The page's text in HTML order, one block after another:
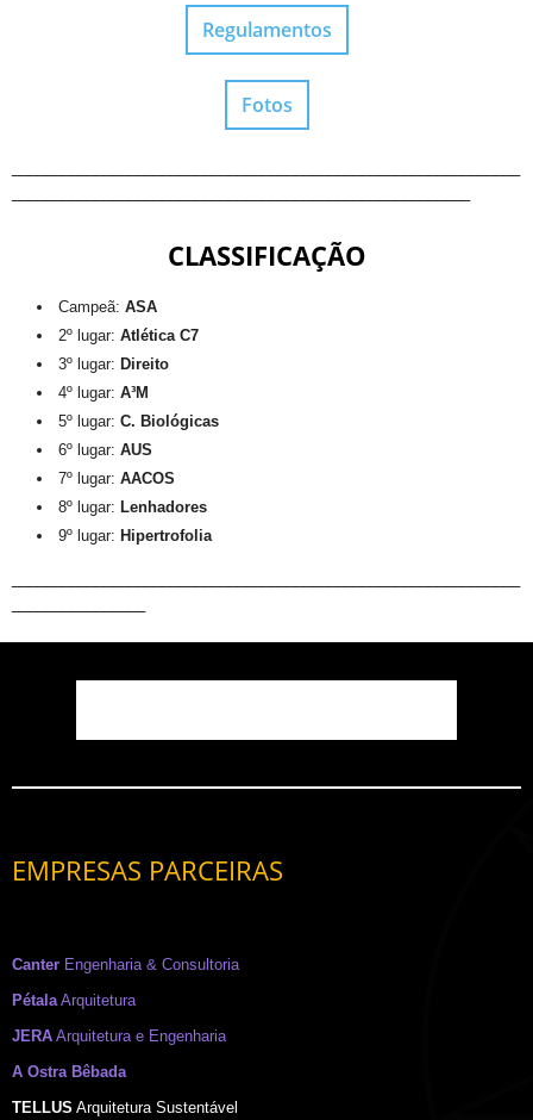
Regulamentos
Fotos
CLASSIFICAÇÃO
Campeã: ASA
2º lugar: Atlética C7
3º lugar: Direito
4º lugar: A³M
5º lugar: C. Biológicas
6º lugar: AUS
7º lugar: AACOS
8º lugar: Lenhadores
9º lugar: Hipertrofolia
EMPRESAS PARCEIRAS
Canter Engenharia & Consultoria
PétalaArquitetura
JERA Arquitetura e Engenharia
A Ostra Bêbada
TELLUS Arquitetura Sustentável